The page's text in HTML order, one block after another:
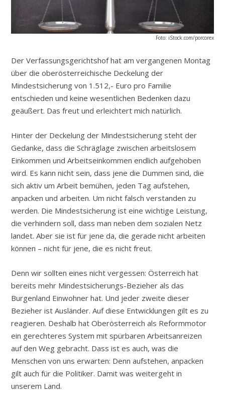
Foto: iStock.com/porcorex
Der Verfassungsgerichtshof hat am vergangenen Montag
über die oberösterreichische Deckelung der
Mindestsicherung von 1.512,- Euro pro Familie
entschieden und keine wesentlichen Bedenken dazu
geäußert. Das freut und erleichtert mich natürlich.
Hinter der Deckelung der Mindestsicherung steht der
Gedanke, dass die Schräglage zwischen arbeitslosem
Einkommen und Arbeitseinkommen endlich aufgehoben
wird. Es kann nicht sein, dass jene die Dummen sind, die
sich aktiv um Arbeit bemühen, jeden Tag aufstehen,
anpacken und arbeiten. Um nicht falsch verstanden zu
werden. Die Mindestsicherung ist eine wichtige Leistung,
die verhindern soll, dass man neben dem sozialen Netz
landet. Aber sie ist für jene da, die gerade nicht arbeiten
können – nicht für jene, die es nicht freut.
Denn wir sollten eines nicht vergessen: Österreich hat
bereits mehr Mindestsicherungs-Bezieher als das
Burgenland Einwohner hat. Und jeder zweite dieser
Bezieher ist Ausländer. Auf diese Entwicklungen gilt es zu
reagieren. Deshalb hat Oberösterreich als Reformmotor
ein gerechteres System mit spürbaren Arbeitsanreizen
auf den Weg gebracht. Dass ist es auch, was die
Menschen von uns erwarten: Denn aufstehen, anpacken
gilt auch für die Politiker. Damit was weitergeht in
unserem Land.